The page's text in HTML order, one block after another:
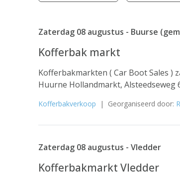
Zaterdag 08 augustus - Buurse
Kofferbak markt
Kofferbakmarkten ( Car Boot Sales )
Huurne Hollandmarkt, Alsteedseweg
Kofferbakverkoop | Georganiseerd door:
Zaterdag 08 augustus - Vledder
Kofferbakmarkt Vledder